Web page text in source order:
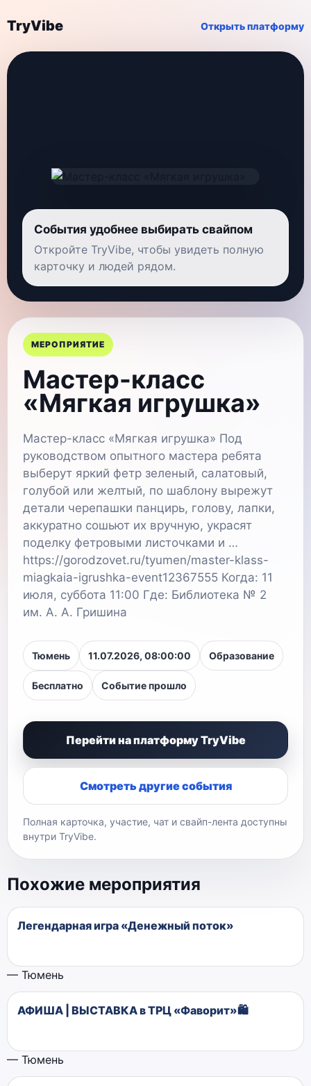
TryVibe Открыть платформу
МЕРОПРИЯТИЕ
Мастер-класс
«Мягкая игрушка»
Мастер-класс «Мягкая игрушка» Под
руководством опытного мастера ребята
выберут яркий фетр зеленый, салатовый,
голубой или желтый, по шаблону вырежут
детали черепашки панцирь, голову, лапки,
аккуратно сошьют их вручную, украсят
поделку фетровыми листочками и …
https://gorodzovet.ru/tyumen/master-klass-
miagkaia-igrushka-event12367555 Когда: 11
июля, суббота 11:00 Где: Библиотека № 2
им. А. А. Гришина
Тюмень 11.07.2026, 08:00:00 Образование
Бесплатно Событие прошло
Перейти на платформу TryVibe
Смотреть другие события
Полная карточка, участие, чат и свайп-лента доступны
внутри TryVibe.
События удобнее выбирать свайпом
Откройте TryVibe, чтобы увидеть полную
карточку и людей рядом.
Похожие мероприятия
Легендарная игра «Денежный поток»
— Тюмень
АФИША | ВЫСТАВКА в ТРЦ «Фаворит»🛍️
— Тюмень